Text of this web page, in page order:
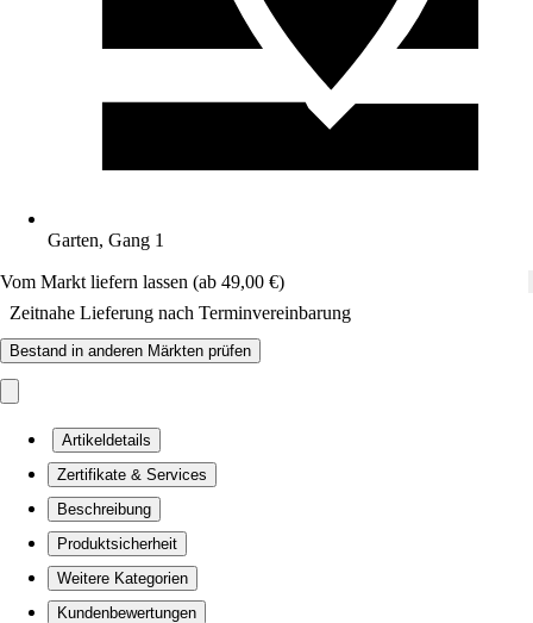
Garten, Gang 1
Vom Markt liefern lassen (ab 49,00 €)
Zeitnahe Lieferung nach Terminvereinbarung
Bestand in anderen Märkten prüfen
Artikeldetails
Zertifikate & Services
Beschreibung
Produktsicherheit
Weitere Kategorien
Kundenbewertungen